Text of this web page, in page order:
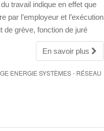
travail indique en effet que
par l’employeur et l’exécution
de grève, fonction de juré
En savoir plus
ENERGIE SYSTÈMES - RÉSEAU